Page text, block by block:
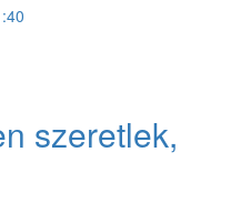
szeretlek,